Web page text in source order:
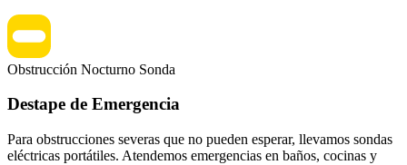
Obstrucción Nocturno Sonda
Destape de Emergencia
Para obstrucciones severas que no pueden esperar, llevamos sondas
eléctricas portátiles. Atendemos emergencias en baños, cocinas y